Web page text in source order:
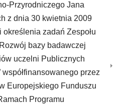
Przyrodniczego Jana
z dnia 30 kwietnia 2009
określenia zadań Zespołu
bazy badawczej
uczelni Publicznych
przez
Europejskiego Funduszu
Programu